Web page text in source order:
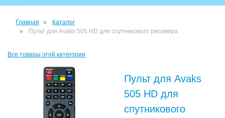
Главная
Каталог
Пульт для Avaks 505 HD для спутникового ресивера
Все товары этой категории
Пульт для Avaks
505 HD для
спутникового